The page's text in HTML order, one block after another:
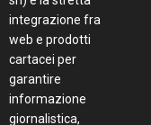
integrazione fra
web e prodotti
cartacei per
garantire
informazione
giornalistica,